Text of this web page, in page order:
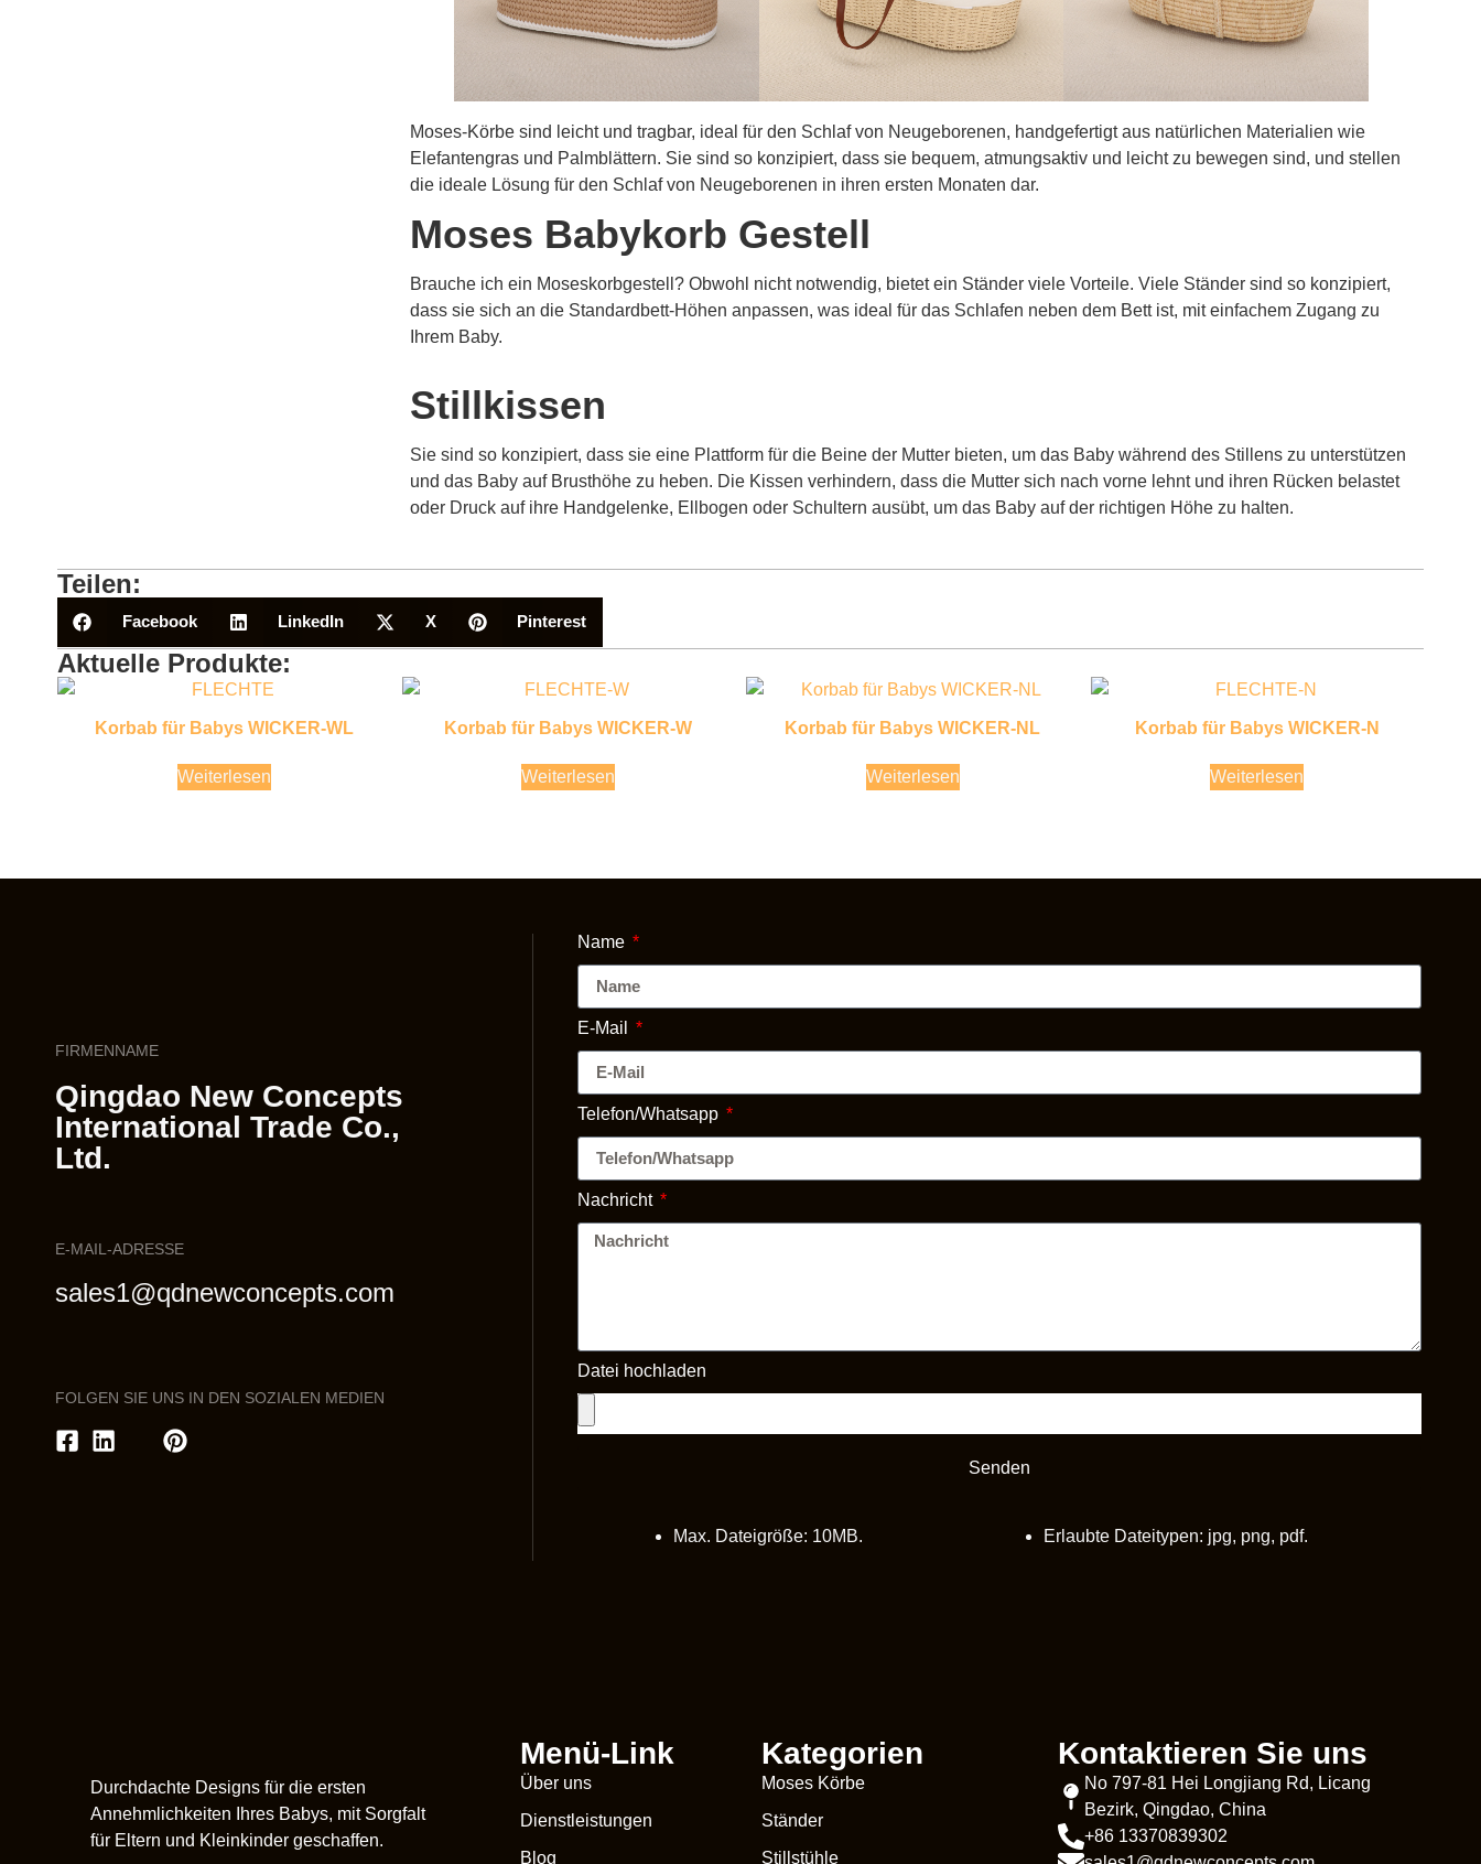
Moses-Körbe sind leicht und tragbar, ideal für den Schlaf von Neugeborenen, handgefertigt aus natürlichen Materialien wie
Elefantengras und Palmblättern. Sie sind so konzipiert, dass sie bequem, atmungsaktiv und leicht zu bewegen sind, und stellen
die ideale Lösung für den Schlaf von Neugeborenen in ihren ersten Monaten dar.
Moses Babykorb Gestell
Brauche ich ein Moseskorbgestell? Obwohl nicht notwendig, bietet ein Ständer viele Vorteile. Viele Ständer sind so konzipiert,
dass sie sich an die Standardbett-Höhen anpassen, was ideal für das Schlafen neben dem Bett ist, mit einfachem Zugang zu
Ihrem Baby.
Stillkissen
Sie sind so konzipiert, dass sie eine Plattform für die Beine der Mutter bieten, um das Baby während des Stillens zu unterstützen
und das Baby auf Brusthöhe zu heben. Die Kissen verhindern, dass die Mutter sich nach vorne lehnt und ihren Rücken belastet
oder Druck auf ihre Handgelenke, Ellbogen oder Schultern ausübt, um das Baby auf der richtigen Höhe zu halten.
Teilen:
Facebook LinkedIn X Pinterest
Aktuelle Produkte:
Korbab für Babys WICKER-WL
Weiterlesen
Korbab für Babys WICKER-W
Weiterlesen
Korbab für Babys WICKER-NL
Weiterlesen
Korbab für Babys WICKER-N
Weiterlesen
FIRMENNAME
Qingdao New Concepts
International Trade Co.,
Ltd.
E-MAIL-ADRESSE
sales1@qdnewconcepts.com
FOLGEN SIE UNS IN DEN SOZIALEN MEDIEN
Name
E-Mail
Telefon/Whatsapp
Nachricht
Datei hochladen
Senden
Max. Dateigröße: 10MB. Erlaubte Dateitypen: jpg, png, pdf.
Durchdachte Designs für die ersten
Annehmlichkeiten Ihres Babys, mit Sorgfalt
für Eltern und Kleinkinder geschaffen.
Menü-Link
Über uns
Dienstleistungen
Blog
Kategorien
Moses Körbe
Ständer
Stillstühle
Kontaktieren Sie uns
No 797-81 Hei Longjiang Rd, Licang
Bezirk, Qingdao, China
+86 13370839302